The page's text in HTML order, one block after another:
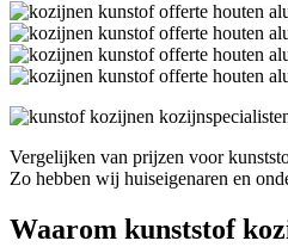
Vergelijken van prijzen voor
Zo hebben wij huiseigenaren en
Waarom kunststof